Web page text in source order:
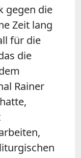
gegen die
Zeit lang
für die
die
Rainer